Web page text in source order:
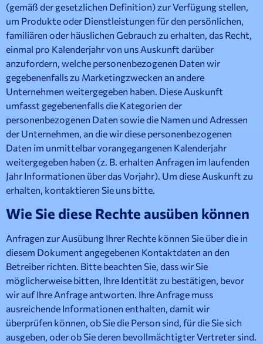
(gemäß der gesetzlichen Definition) zur Verfügung stellen,
um Produkte oder Dienstleistungen für den persönlichen,
familiären oder häuslichen Gebrauch zu erhalten, das Recht,
einmal pro Kalenderjahr von uns Auskunft darüber
anzufordern, welche personenbezogenen Daten wir
gegebenenfalls zu Marketingzwecken an andere
Unternehmen weitergegeben haben. Diese Auskunft
umfasst gegebenenfalls die Kategorien der
personenbezogenen Daten sowie die Namen und Adressen
der Unternehmen, an die wir diese personenbezogenen
Daten im unmittelbar vorangegangenen Kalenderjahr
weitergegeben haben (z. B. erhalten Anfragen im laufenden
Jahr Informationen über das Vorjahr). Um diese Auskunft zu
erhalten, kontaktieren Sie uns bitte.
Wie Sie diese Rechte ausüben können
Anfragen zur Ausübung Ihrer Rechte können Sie über die in
diesem Dokument angegebenen Kontaktdaten an den
Betreiber richten. Bitte beachten Sie, dass wir Sie
möglicherweise bitten, Ihre Identität zu bestätigen, bevor
wir auf Ihre Anfrage antworten. Ihre Anfrage muss
ausreichende Informationen enthalten, damit wir
überprüfen können, ob Sie die Person sind, für die Sie sich
ausgeben, oder ob Sie deren bevollmächtigter Vertreter sind.